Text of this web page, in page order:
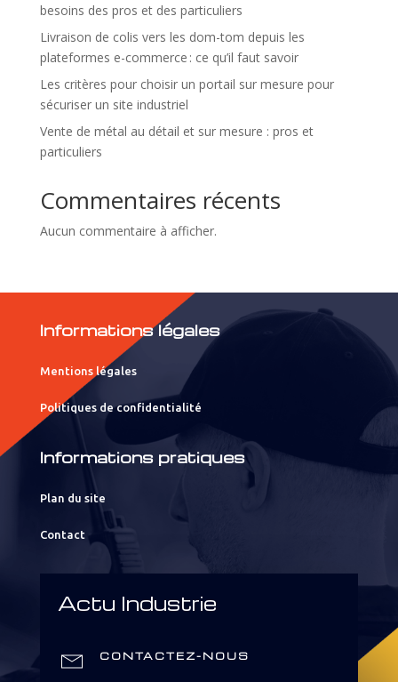
besoins des pros et des particuliers
Livraison de colis vers les dom-tom depuis les
plateformes e-commerce : ce qu’il faut savoir
Les critères pour choisir un portail sur mesure pour
sécuriser un site industriel
Vente de métal au détail et sur mesure : pros et
particuliers
Commentaires récents
Aucun commentaire à afficher.
Informations légales
Mentions légales
Politiques de confidentialité
Informations pratiques
Plan du site
Contact
Actu Industrie
CONTACTEZ-NOUS